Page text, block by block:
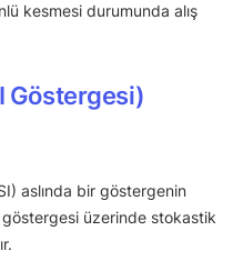
kesmesi durumunda alış
Göstergesi)
aslında bir göstergenin
üzerinde stokastik